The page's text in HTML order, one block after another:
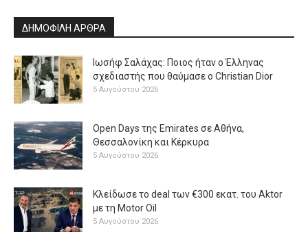
ΔΗΜΟΦΙΛΗ ΑΡΘΡΑ
Ιωσήφ Σαλάχας: Ποιος ήταν ο Έλληνας
σχεδιαστής που θαύμασε ο Christian Dior
5 Αυγούστου 2026
Open Days της Emirates σε Αθήνα,
Θεσσαλονίκη και Κέρκυρα
5 Αυγούστου 2026
Κλείδωσε το deal των €300 εκατ. του Aktor
με τη Μotor Oil
5 Αυγούστου 2026